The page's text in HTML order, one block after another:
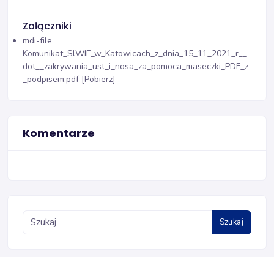
Załączniki
mdi-file
Komunikat_SlWIF_w_Katowicach_z_dnia_15_11_2021_r__
dot__zakrywania_ust_i_nosa_za_pomoca_maseczki_PDF_z
_podpisem.pdf [Pobierz]
Komentarze
Szukaj